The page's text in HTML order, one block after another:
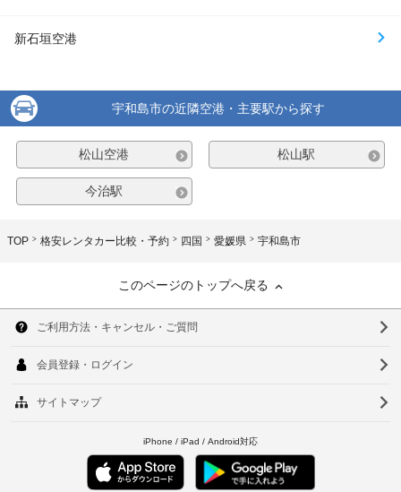
新石垣空港
宇和島市の近隣空港・主要駅から探す
松山空港 松山駅
今治駅
TOP 格安レンタカー比較・予約 四国 愛媛県 宇和島市
このページのトップへ戻る